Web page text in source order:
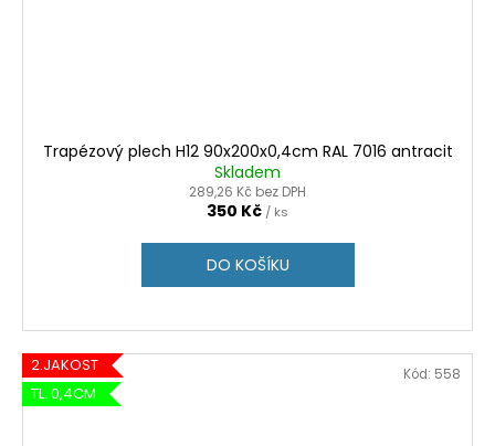
Trapézový plech H12 90x200x0,4cm RAL 7016 antracit
Skladem
289,26 Kč bez DPH
350 Kč / ks
DO KOŠÍKU
2.JAKOST
TL. 0,4CM
Kód: 558